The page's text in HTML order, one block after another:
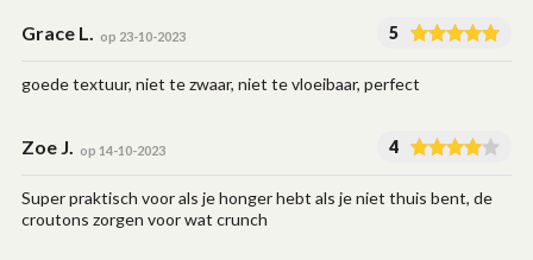
Grace L. op 23-10-2023 5
goede textuur, niet te zwaar, niet te vloeibaar, perfect
Zoe J. op 14-10-2023 4
Super praktisch voor als je honger hebt als je niet thuis bent, de
croutons zorgen voor wat crunch